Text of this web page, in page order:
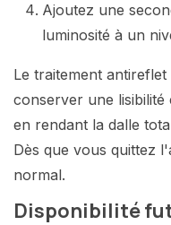
Ajoutez une
luminosité à un
Le traitement
conserver une
en rendant la dalle
Dès que vous quittez
normal.
Disponibilité